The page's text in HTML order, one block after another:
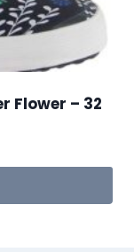
Flower – 32